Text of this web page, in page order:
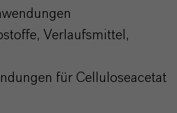
Verlaufsmittel,
für Celluloseacetat